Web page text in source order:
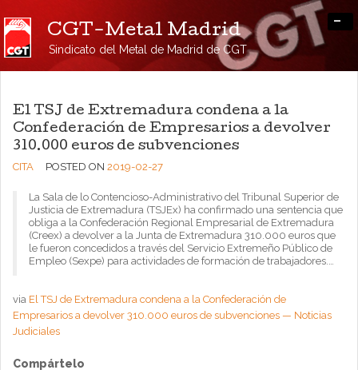
CGT-Metal Madrid
Sindicato del Metal de Madrid de CGT
-
El TSJ de Extremadura condena a la
Confederación de Empresarios a devolver
310.000 euros de subvenciones
CITA POSTED ON 2019-02-27
La Sala de lo Contencioso-Administrativo del Tribunal Superior de
Justicia de Extremadura (TSJEx) ha confirmado una sentencia que
obliga a la Confederación Regional Empresarial de Extremadura
(Creex) a devolver a la Junta de Extremadura 310.000 euros que
le fueron concedidos a través del Servicio Extremeño Público de
Empleo (Sexpe) para actividades de formación de trabajadores.…
via El TSJ de Extremadura condena a la Confederación de
Empresarios a devolver 310.000 euros de subvenciones — Noticias
Judiciales
Compártelo